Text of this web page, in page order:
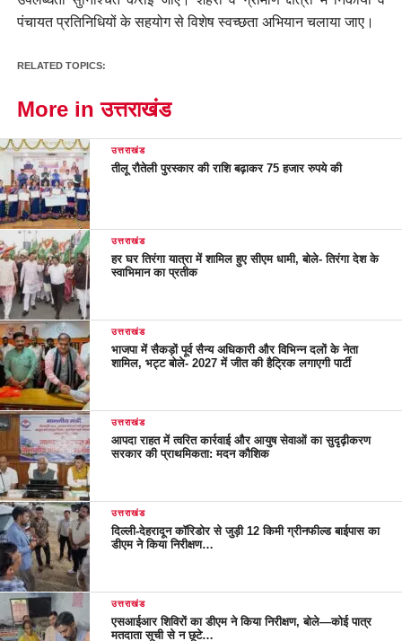
पंचायत प्रतिनिधियों के सहयोग से विशेष स्वच्छता अभियान चलाया जाए।
RELATED TOPICS:
More in उत्तराखंड
उत्तराखंड
तीलू रौतेली पुरस्कार की राशि बढ़ाकर 75 हजार रुपये की
उत्तराखंड
हर घर तिरंगा यात्रा में शामिल हुए सीएम धामी, बोले- तिरंगा देश के
स्वाभिमान का प्रतीक
उत्तराखंड
भाजपा में सैकड़ों पूर्व सैन्य अधिकारी और विभिन्न दलों के नेता
शामिल, भट्ट बोले- 2027 में जीत की हैट्रिक लगाएगी पार्टी
उत्तराखंड
आपदा राहत में त्वरित कार्रवाई और आयुष सेवाओं का सुदृढ़ीकरण
सरकार की प्राथमिकता: मदन कौशिक
उत्तराखंड
दिल्ली-देहरादून कॉरिडोर से जुड़ी 12 किमी ग्रीनफील्ड बाईपास का
डीएम ने किया निरीक्षण…
उत्तराखंड
एसआईआर शिविरों का डीएम ने किया निरीक्षण, बोले—कोई पात्र
मतदाता सूची से न छूटे…